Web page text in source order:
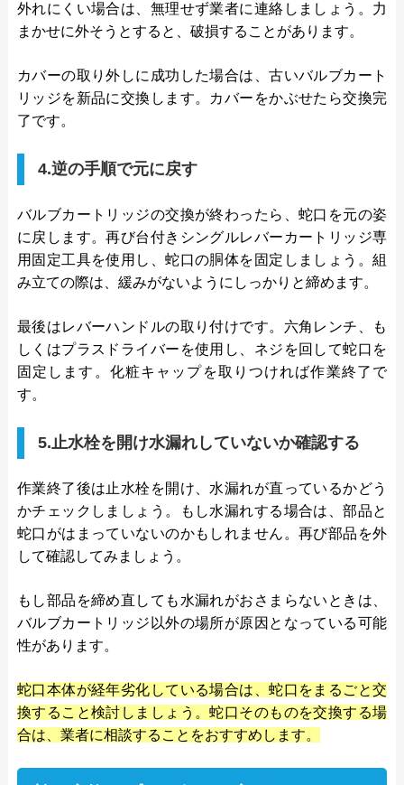
外れにくい場合は、無理せず業者に連絡しましょう。力
まかせに外そうとすると、破損することがあります。
カバーの取り外しに成功した場合は、古いバルブカート
リッジを新品に交換します。カバーをかぶせたら交換完
了です。
4.逆の手順で元に戻す
バルブカートリッジの交換が終わったら、蛇口を元の姿
に戻します。再び台付きシングルレバーカートリッジ専
用固定工具を使用し、蛇口の胴体を固定しましょう。組
み立ての際は、緩みがないようにしっかりと締めます。
最後はレバーハンドルの取り付けです。六角レンチ、も
しくはプラスドライバーを使用し、ネジを回して蛇口を
固定します。化粧キャップを取りつければ作業終了で
す。
5.止水栓を開け水漏れしていないか確認する
作業終了後は止水栓を開け、水漏れが直っているかどう
かチェックしましょう。もし水漏れする場合は、部品と
蛇口がはまっていないのかもしれません。再び部品を外
して確認してみましょう。
もし部品を締め直しても水漏れがおさまらないときは、
バルブカートリッジ以外の場所が原因となっている可能
性があります。
蛇口本体が経年劣化している場合は、蛇口をまるごと交
換すること検討しましょう。蛇口そのものを交換する場
合は、業者に相談することをおすすめします。